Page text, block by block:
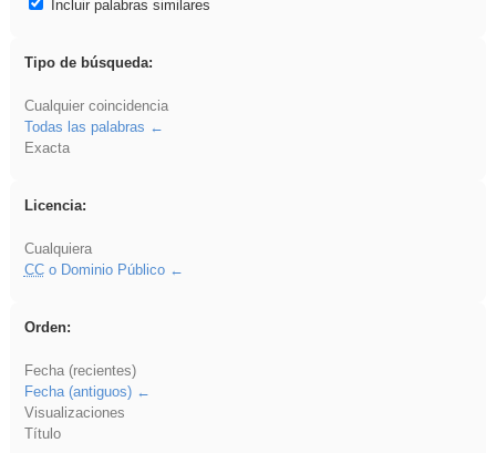
Incluir palabras similares
Tipo de búsqueda:
Cualquier coincidencia
Todas las palabras
Exacta
Licencia:
Cualquiera
CCo Dominio Público
Orden:
Fecha (recientes)
Fecha (antiguos)
Visualizaciones
Título